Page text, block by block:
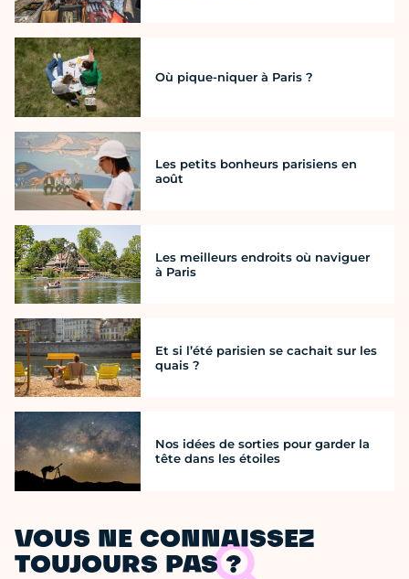
Où pique-niquer à Paris ?
Les petits bonheurs parisiens en
août
Les meilleurs endroits où naviguer
à Paris
Et si l’été parisien se cachait sur les
quais ?
Nos idées de sorties pour garder la
tête dans les étoiles
VOUS NE CONNAISSEZ
TOUJOURS PAS ?